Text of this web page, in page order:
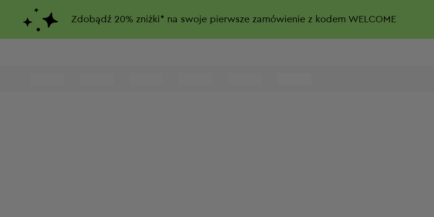
Zdobądź 20% zniżki* na swoje pierwsze zamówienie z kodem WELCOME